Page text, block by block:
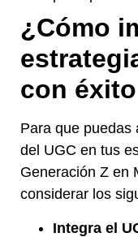
¿Cómo
con
Para que puedas
del UGC en tus
Generación Z en
considerar los
Integra el